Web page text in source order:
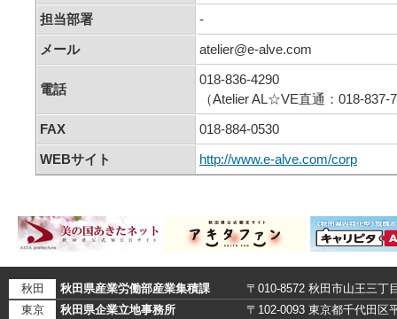
担当部署 -
メール atelier@e-alve.com
電話
018-836-4290
（Atelier AL☆VE直通：018-837-
FAX 018-884-0530
WEBサイト http://www.e-alve.com/corp
秋田 秋田県産業労働部産業集積課
〒010-8572 秋田市山王三丁
東京
秋田県企業立地事務所 〒102-0093 東京都千代田区